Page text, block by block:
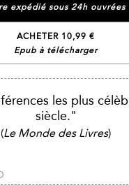
expédié sous 24h ouvrées
ACHETER 10,99 €
Epub à télécharger
les plus
siècle."
(Le Monde des Livres)